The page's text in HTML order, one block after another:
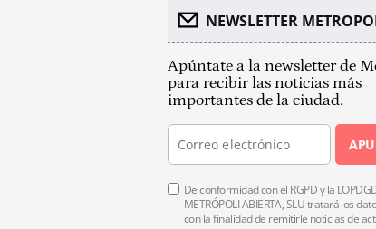
NEWSLETTER
Apúntate a la newsletter de
para recibir las noticias más
importantes de la ciudad.
De conformidad con el RGPD y la
METRÓPOLI ABIERTA, SLU tratará los
con la finalidad de remitirle noticias de